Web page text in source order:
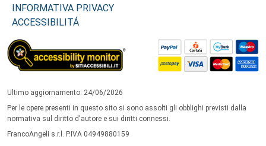
INFORMATIVA PRIVACY
ACCESSIBILITÁ
Ultimo aggiornamento: 24/06/2026
Per le opere presenti in questo sito si sono assolti gli obblighi previsti dalla
normativa sul diritto d'autore e sui diritti connessi.
FrancoAngeli s.r.l. P.IVA 04949880159